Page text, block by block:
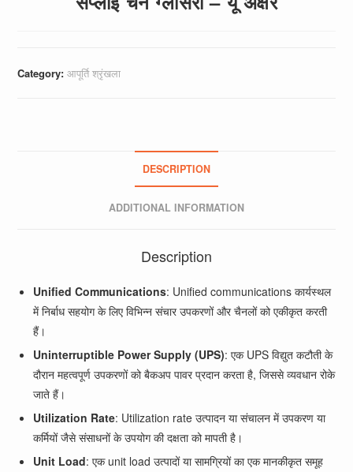
Category:आपूर्ति श्रृंखला
DESCRIPTION
ADDITIONAL INFORMATION
Description
Unified Communications: Unified communications कार्यस्थल
में निर्बाध सहयोग के लिए विभिन्न संचार उपकरणों और चैनलों को एकीकृत करती
हैं।
Uninterruptible Power Supply (UPS): एक UPS विद्युत कटौती के
दौरान महत्वपूर्ण उपकरणों को बैकअप पावर प्रदान करता है, जिससे व्यवधान रोके
जाते हैं।
Utilization Rate: Utilization rate उत्पादन या संचालन में उपकरण या
कर्मियों जैसे संसाधनों के उपयोग की दक्षता को मापती है।
Unit Load: एक unit load उत्पादों या सामग्रियों का एक मानकीकृत समूह